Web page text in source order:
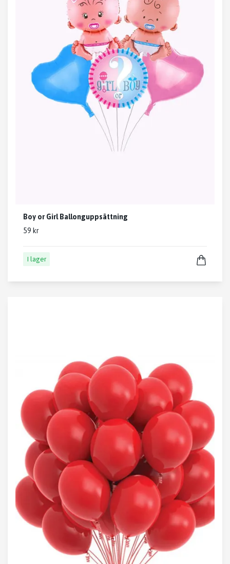
Boy or Girl Ballonguppsättning
59 kr
I lager